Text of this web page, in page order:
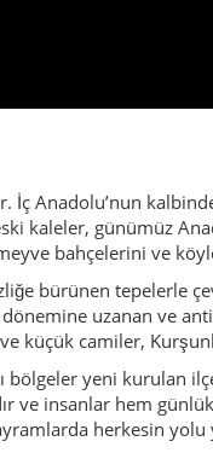
ve insanlar hem
herkesin
Devrez Çayı, vadi
ve geniş çayırlar,
fotoğraf hem de
kaplıcalardır.
sürdürür:
kılan ikili deneyimdir.
bağlayan eski yollar
taşırdı. Bu
Buğday, patates,
çevredeki arı